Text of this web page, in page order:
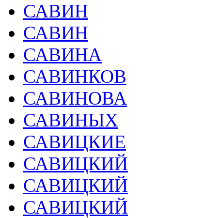
САВИН
САВИН
САВИНА
САВИНКОВ
САВИНОВА
САВИНЫХ
САВИЦКИЕ
САВИЦКИЙ
САВИЦКИЙ
САВИЦКИЙ